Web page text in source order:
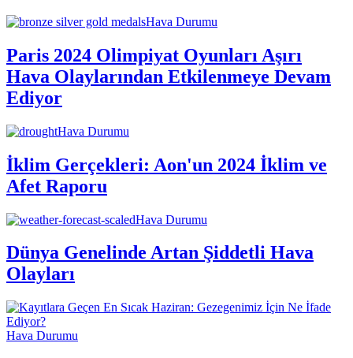
Hava Durumu
Paris 2024 Olimpiyat Oyunları Aşırı
Hava Olaylarından Etkilenmeye Devam
Ediyor
Hava Durumu
İklim Gerçekleri: Aon'un 2024 İklim ve
Afet Raporu
Hava Durumu
Dünya Genelinde Artan Şiddetli Hava
Olayları
Hava Durumu